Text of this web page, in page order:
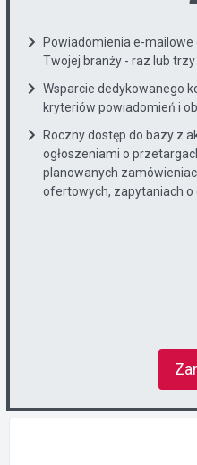
Powiadomienia e-mailowe
Twojej branży - raz lub
Wsparcie dedykowanego
kryteriów powiadomień i
Roczny dostęp do bazy z
ogłoszeniami o
planowanych
ofertowych, zapytaniach o